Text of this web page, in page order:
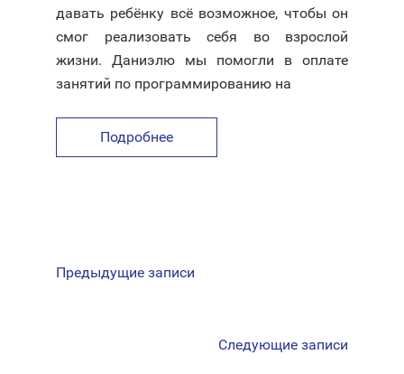
давать ребёнку всё возможное, чтобы он
смог реализовать себя во взрослой
жизни. Даниэлю мы помогли в оплате
занятий по программированию на
Подробнее
ПОПредыдущие записи
Следующие записи